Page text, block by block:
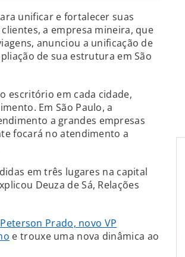
unificar e fortalecer suas
a empresa mineira, que
anunciou a unificação de
de sua estrutura em São
escritório em cada cidade,
Em São Paulo, a
a grandes empresas
focará no atendimento a
em três lugares na capital
Deuza de Sá, Relações
Prado, novo VP
e trouxe uma nova dinâmica ao